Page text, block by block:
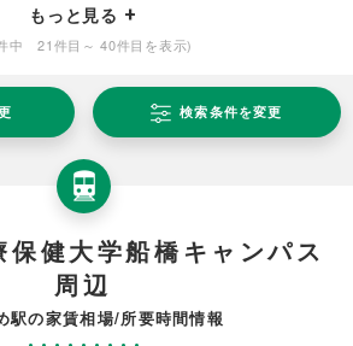
もっと見る
中 21件目～ 40件目を表示)
検索条件を変更
健大学船橋キャンパス
周辺
駅の家賃相場/所要時間情報